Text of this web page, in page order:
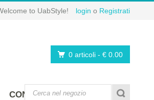
to UabStyle! login o Registrati
0 articoli - € 0.00
CONTATTI